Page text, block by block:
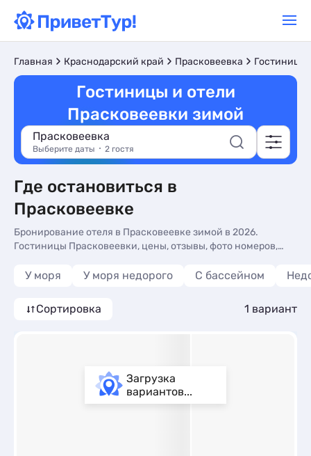
Главная Краснодарский край Прасковеевка Гостиницы
Гостиницы и отели
Прасковеевки зимой
Прасковеевка
Выберите даты 2 гостя
Где остановиться в
Прасковеевке
Бронирование отеля в Прасковеевке зимой в 2026.
Гостиницы Прасковеевки, цены, отзывы, фото номеров,
У моря У моря недорого С бассейном
Сортировка 1 вариант
Загрузка
вариантов...